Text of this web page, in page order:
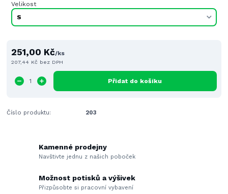
Velikost
251,00 Kč/ks
207,44 Kč bez DPH
Přidat do košíku
Číslo produktu: 203
Kamenné prodejny
Navštivte jednu z našich poboček
Možnost potisků a výšivek
Přizpůsobte si pracovní vybavení